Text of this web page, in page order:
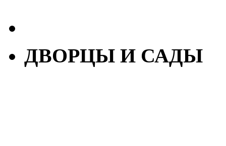
ДВОРЦЫ И САДЫ